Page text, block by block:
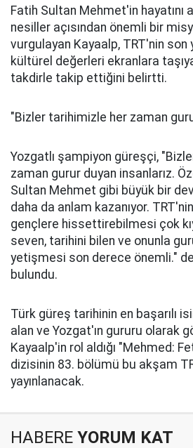
Fatih Sultan Mehmet'in hayatını
nesiller açısından önemli bir
vurgulayan Kayaalp, TRT'nin son
kültürel değerleri ekranlara
takdirle takip ettiğini belirtti.
"Bizler tarihimizle her zaman
Yozgatlı şampiyon güreşçi,
zaman gurur duyan insanlarız.
Sultan Mehmet gibi büyük bir
daha da anlam kazanıyor.
gençlere hissettirebilmesi çok
seven, tarihini bilen ve onunla
yetişmesi son derece önemli."
bulundu.
Türk güreş tarihinin en başarılı
alan ve Yozgat'ın gururu olarak
Kayaalp'in rol aldığı "Mehmed:
dizisinin 83. bölümü bu akşam
yayınlanacak.
HABERE YORUM KAT